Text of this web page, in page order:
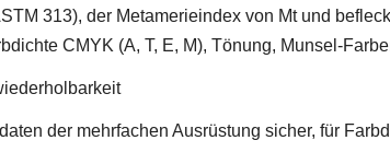
313), der Metamerieindex von Mt und
CMYK (A, T, E, M), Tönung, Munsel-
der mehrfachen Ausrüstung sicher, für